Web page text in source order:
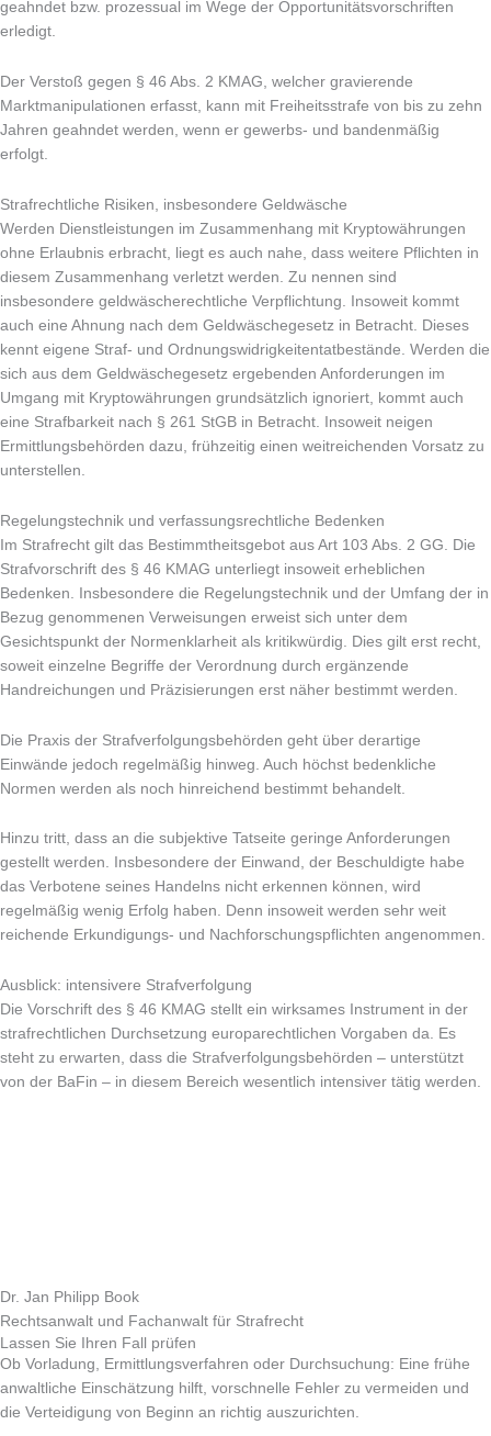
geahndet bzw. prozessual im Wege der Opportunitätsvorschriften
erledigt.
Der Verstoß gegen § 46 Abs. 2 KMAG, welcher gravierende
Marktmanipulationen erfasst, kann mit Freiheitsstrafe von bis zu zehn
Jahren geahndet werden, wenn er gewerbs- und bandenmäßig
erfolgt.
Strafrechtliche Risiken, insbesondere Geldwäsche
Werden Dienstleistungen im Zusammenhang mit Kryptowährungen
ohne Erlaubnis erbracht, liegt es auch nahe, dass weitere Pflichten in
diesem Zusammenhang verletzt werden. Zu nennen sind
insbesondere geldwäscherechtliche Verpflichtung. Insoweit kommt
auch eine Ahnung nach dem Geldwäschegesetz in Betracht. Dieses
kennt eigene Straf- und Ordnungswidrigkeitentatbestände. Werden die
sich aus dem Geldwäschegesetz ergebenden Anforderungen im
Umgang mit Kryptowährungen grundsätzlich ignoriert, kommt auch
eine Strafbarkeit nach § 261 StGB in Betracht. Insoweit neigen
Ermittlungsbehörden dazu, frühzeitig einen weitreichenden Vorsatz zu
unterstellen.
Regelungstechnik und verfassungsrechtliche Bedenken
Im Strafrecht gilt das Bestimmtheitsgebot aus Art 103 Abs. 2 GG. Die
Strafvorschrift des § 46 KMAG unterliegt insoweit erheblichen
Bedenken. Insbesondere die Regelungstechnik und der Umfang der in
Bezug genommenen Verweisungen erweist sich unter dem
Gesichtspunkt der Normenklarheit als kritikwürdig. Dies gilt erst recht,
soweit einzelne Begriffe der Verordnung durch ergänzende
Handreichungen und Präzisierungen erst näher bestimmt werden.
Die Praxis der Strafverfolgungsbehörden geht über derartige
Einwände jedoch regelmäßig hinweg. Auch höchst bedenkliche
Normen werden als noch hinreichend bestimmt behandelt.
Hinzu tritt, dass an die subjektive Tatseite geringe Anforderungen
gestellt werden. Insbesondere der Einwand, der Beschuldigte habe
das Verbotene seines Handelns nicht erkennen können, wird
regelmäßig wenig Erfolg haben. Denn insoweit werden sehr weit
reichende Erkundigungs- und Nachforschungspflichten angenommen.
Ausblick: intensivere Strafverfolgung
Die Vorschrift des § 46 KMAG stellt ein wirksames Instrument in der
strafrechtlichen Durchsetzung europarechtlichen Vorgaben da. Es
steht zu erwarten, dass die Strafverfolgungsbehörden – unterstützt
von der BaFin – in diesem Bereich wesentlich intensiver tätig werden.
Dr. Jan Philipp Book
Rechtsanwalt und Fachanwalt für Strafrecht
Lassen Sie Ihren Fall prüfen
Ob Vorladung, Ermittlungsverfahren oder Durchsuchung: Eine frühe
anwaltliche Einschätzung hilft, vorschnelle Fehler zu vermeiden und
die Verteidigung von Beginn an richtig auszurichten.